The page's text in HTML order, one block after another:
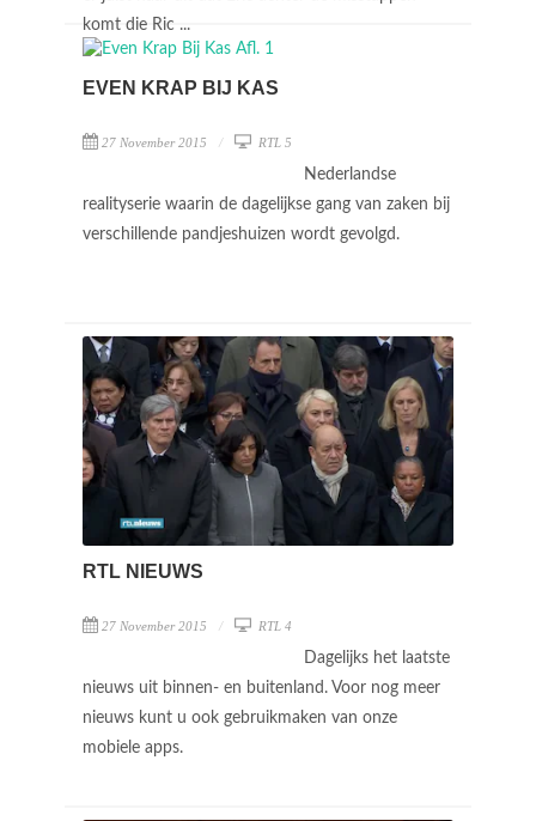
komt die Ric ...
EVEN KRAP BIJ KAS
27 November 2015 RTL 5
Nederlandse
realityserie waarin de dagelijkse gang van zaken bij
verschillende pandjeshuizen wordt gevolgd.
RTL NIEUWS
27 November 2015 RTL 4
Dagelijks het laatste
nieuws uit binnen- en buitenland. Voor nog meer
nieuws kunt u ook gebruikmaken van onze
mobiele apps.